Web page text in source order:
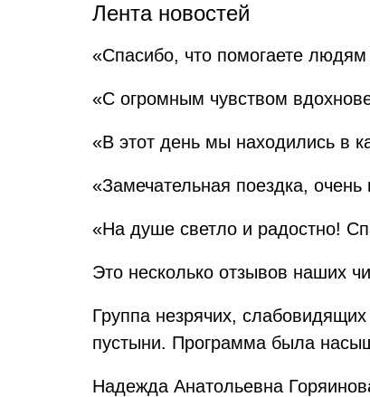
Лента новостей
«Спасибо, что помогаете
«С огромным чувством
«В этот день мы находились в
«Замечательная поездка,
«На душе светло и радостно!
Это несколько отзывов наших
Группа незрячих,
пустыни. Программа была
Надежда Анатольевна